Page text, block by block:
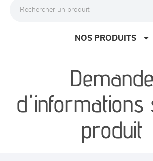
NOS PRODUITS
canapés et fauteuils
séjours
meubles de complément
Demande
d'informations
produit